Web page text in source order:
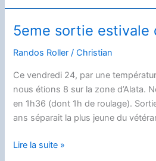
estivale
du
vendredi.
5eme sortie estivale
Randos Roller /Christian
Ce vendredi 24, par une
nous étions 8 sur la zone d’Alata.
en 1h36 (dont 1h de roulage).
ans séparait la plus jeune du
5eme
Lire la suite »